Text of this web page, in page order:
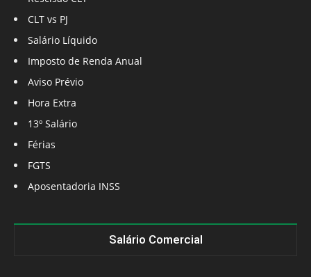
CLT vs PJ
Salário Líquido
Imposto de Renda Anual
Aviso Prévio
Hora Extra
13º Salário
Férias
FGTS
Aposentadoria INSS
Salário Comercial